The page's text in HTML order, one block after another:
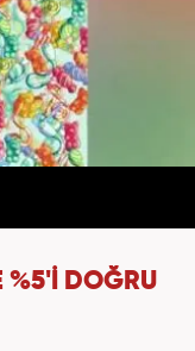
%5'İ DOĞRU